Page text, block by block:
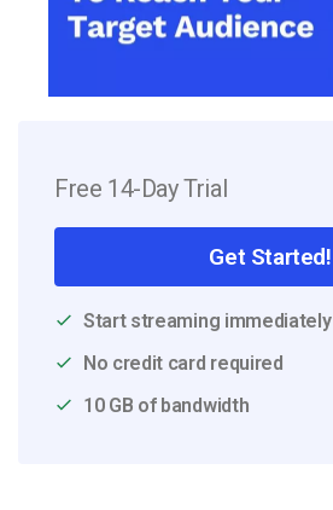
Free 14-Day Trial
Get Started!
Start streaming immediately
No credit card required
10 GB of bandwidth